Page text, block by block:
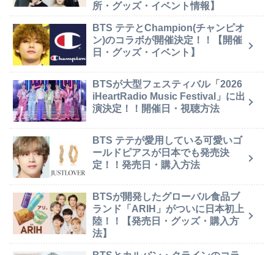
所・グッズ・イベント情報】
BTS テテとChampion(チャンピオ
ン)のコラボが開催決定！！【開催
日・グッズ・イベント】
BTSが大型フェスティバル「2026
iHeartRadio Music Festival」に出
演決定！！開催日・視聴方法
BTS テテが愛用している可愛いゴ
ールドピアスが日本でも発売決
定！！発売日・購入方法
BTSが開発したグローバル食品ブ
ランド「ARIH」がついに日本初上
陸！！【発売日・グッズ・購入方
法】